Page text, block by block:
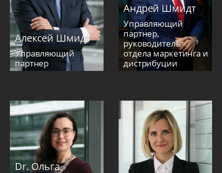
Алексей Шмидт
Управляющий
партнер
Андрей Шмидт
Управляющий
партнер,
руководитель
отдела маркетинга и
дистрибуции
Dr. Ольга